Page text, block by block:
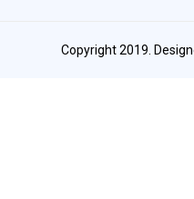
Copyright 2019.